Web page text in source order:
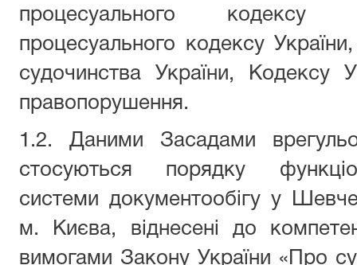
процесуального кодексу
процесуального кодексу
судочинства України, Кодексу
правопорушення.
1.2. Даними Засадами
стосуються порядку
системи документообігу у
м. Києва, віднесені до
вимогами Закону України «Про